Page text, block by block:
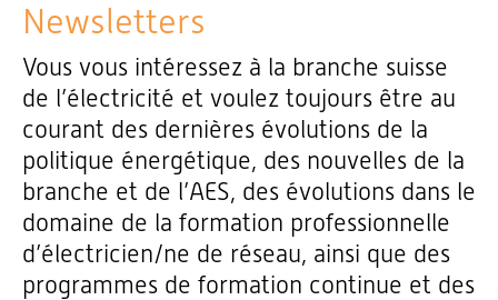
Newsletters
Vous vous intéressez à la branche suisse
de l’électricité et voulez toujours être au
courant des dernières évolutions de la
politique énergétique, des nouvelles de la
branche et de l’AES, des évolutions dans le
domaine de la formation professionnelle
d’électricien/ne de réseau, ainsi que des
programmes de formation continue et des